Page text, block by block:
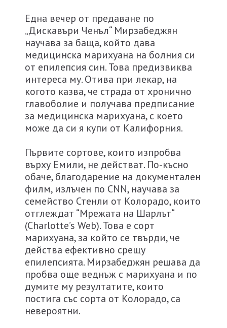
Една вечер от предаване по
„Дискавъри Ченъл“ Мирзабеджян
научава за баща, който дава
медицинска марихуана на болния си
от епилепсия син. Това предизвиква
интереса му. Отива при лекар, на
когото казва, че страда от хронично
главоболие и получава предписание
за медицинска марихуана, с което
може да си я купи от Калифорния.
Първите сортове, които изпробва
върху Емили, не действат. По-късно
обаче, благодарение на документален
филм, излъчен по CNN, научава за
семейство Стенли от Колорадо, които
отглеждат “Мрежата на Шарлът“
(Charlotte’s Web). Това е сорт
марихуана, за който се твърди, че
действа ефективно срещу
епилепсията. Мирзабеджян решава да
пробва още веднъж с марихуана и по
думите му резултатите, които
постига със сорта от Колорадо, са
невероятни.